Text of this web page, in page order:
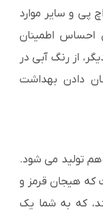
پی و سایر موارد
احساس اطمینان
از رنگ آبی در
دادن بهداشت
هم تولید می شود.
که هیجان قرمز و
که به شما یک